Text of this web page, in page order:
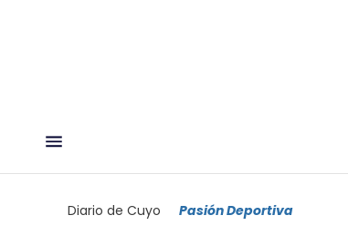
Diario de Cuyo Pasión Deportiva